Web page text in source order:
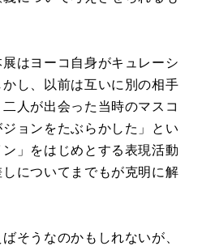
はヨーコ自身がキュレーシ
し、以前は互いに別の相手
人が出会った当時のマスコ
ョンをたぶらかした」とい
」をはじめとする表現活動
についてまでもが克明に解
そうなのかもしれないが、